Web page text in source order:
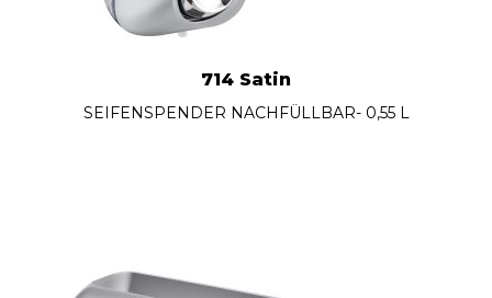
714 Satin
SEIFENSPENDER NACHFÜLLBAR- 0,55 L